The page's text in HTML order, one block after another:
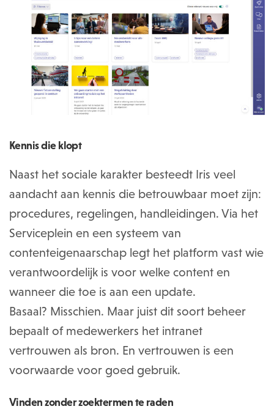
Kennis die klopt
Naast het sociale karakter besteedt Iris veel
aandacht aan kennis die betrouwbaar moet zijn:
procedures, regelingen, handleidingen. Via het
Serviceplein en een systeem van
contenteigenaarschap legt het platform vast wie
verantwoordelijk is voor welke content en
wanneer die toe is aan een update.
Basaal? Misschien. Maar juist dit soort beheer
bepaalt of medewerkers het intranet
vertrouwen als bron. En vertrouwen is een
voorwaarde voor goed gebruik.
Vinden zonder zoektermen te raden